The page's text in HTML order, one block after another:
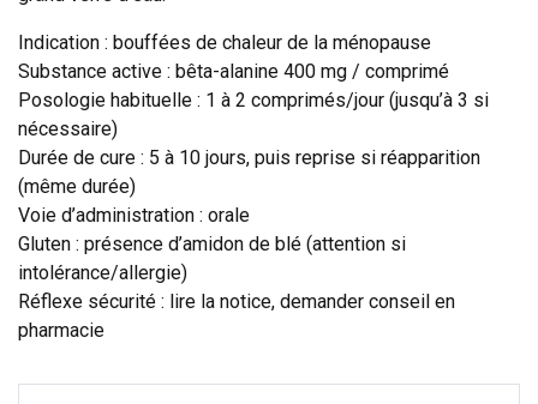
Indication : bouffées de chaleur de la ménopause
Substance active : bêta-alanine 400 mg / comprimé
Posologie habituelle : 1 à 2 comprimés/jour (jusqu’à 3 si
nécessaire)
Durée de cure : 5 à 10 jours, puis reprise si réapparition
(même durée)
Voie d’administration : orale
Gluten : présence d’amidon de blé (attention si
intolérance/allergie)
Réflexe sécurité : lire la notice, demander conseil en
pharmacie